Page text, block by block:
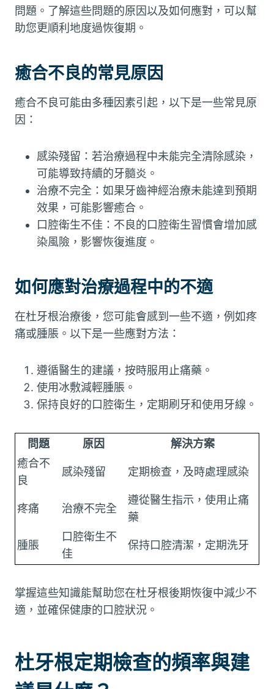
問題。了解這些問題的原因以及如何應對，可以幫
助您更順利地度過恢復期。
癒合不良的常見原因
癒合不良可能由多種因素引起，以下是一些常見原
因：
感染殘留：若治療過程中未能完全清除感染，
可能導致持續的牙髓炎。
治療不完全：如果牙齒神經治療未能達到預期
效果，可能影響癒合。
口腔衛生不佳：不良的口腔衛生習慣會增加感
染風險，影響恢復進度。
如何應對治療過程中的不適
在杜牙根治療後，您可能會感到一些不適，例如疼
痛或腫脹。以下是一些應對方法：
遵循醫生的建議，按時服用止痛藥。
使用冰敷減輕腫脹。
保持良好的口腔衛生，定期刷牙和使用牙線。
問題 原因
解決方案
癒合不
良
感染殘留 定期檢查，及時處理感染
疼痛 治療不完全
遵從醫生指示，使用止痛
藥
腫脹
口腔衛生不
佳
保持口腔清潔，定期洗牙
掌握這些知識能幫助您在杜牙根後期恢復中減少不
適，並確保健康的口腔狀況。
杜牙根定期檢查的頻率與建